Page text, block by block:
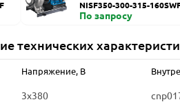
NISF350-300-315-
По запросу
технических
Напряжение, В
3x380